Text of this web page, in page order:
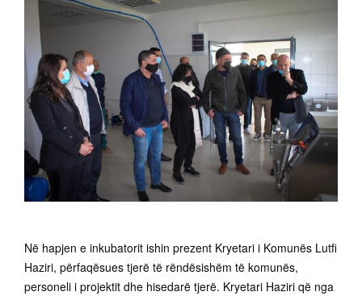
Në hapjen e inkubatorit ishin prezent Kryetari i Komunës Lutfi
Haziri, përfaqësues tjerë të rëndësishëm të komunës,
personeli i projektit dhe hisedarë tjerë. Kryetari Haziri që nga